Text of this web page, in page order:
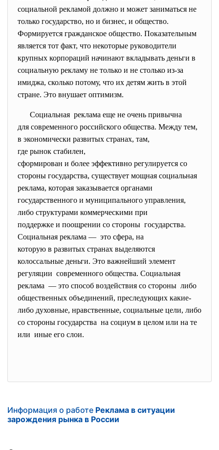
социальной рекламой должно и может заниматься не
только государство, но и бизнес, и общество.
Формируется гражданское общество. Показательным
является тот факт, что некоторые руководители
крупных корпораций начинают вкладывать деньги в
социальную рекламу не только и не столько из-за
имиджа, сколько потому, что их детям жить в этой
стране. Это внушает оптимизм.
Социальная реклама еще не очень привычна
для современного российского общества. Между тем,
в экономически развитых странах, там,
где рынок стабилен,
сформирован и более эффективно регулируется со
стороны государства, существует мощная социальная
реклама, которая заказывается органами
государственного и муниципального управления,
либо структурами коммерческими при
поддержке и поощрении со стороны государства.
Социальная реклама — это сфера, на
которую в развитых странах выделяются
колоссальные деньги. Это важнейший элемент
регуляции современного общества. Социальная
реклама — это способ воздействия со стороны либо
общественных объединений, преследующих какие-
либо духовные, нравственные, социальные цели, либо
со стороны государства на социум в целом или на те
или иные его слои.
Информация о работе Реклама в ситуации
зарождения рынка в России